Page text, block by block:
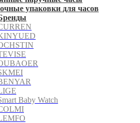
упаковки для часов
Baby Watch